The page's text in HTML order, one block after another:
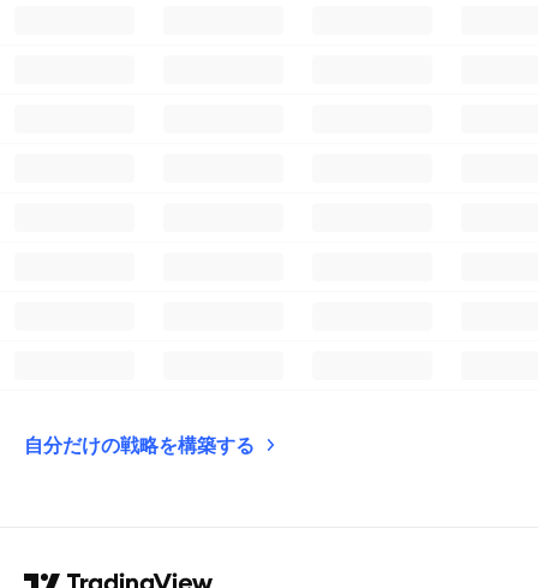
自分だけの戦略を構築する